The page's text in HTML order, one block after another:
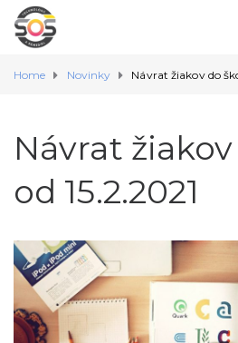
Home Novinky Návrat žiakov do
Návrat
od 15.2.2021